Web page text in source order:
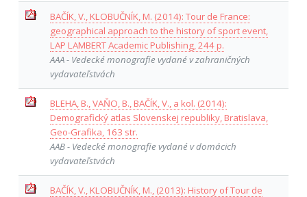
BAČÍK, V., KLOBUČNÍK, M. (2014): Tour de France:
geographical approach to the history of sport event,
LAP LAMBERT Academic Publishing, 244 p.
AAA - Vedecké monografie vydané v zahraničných
vydavateľstvách
BLEHA, B., VAŇO, B., BAČÍK, V., a kol. (2014):
Demografický atlas Slovenskej republiky, Bratislava,
Geo-Grafika, 163 str.
AAB - Vedecké monografie vydané v domácich
vydavateľstvách
BAČÍK, V., KLOBUČNÍK, M., (2013): History of Tour de